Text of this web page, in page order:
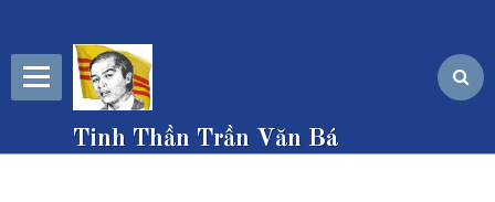
Tinh Thần Trần Văn Bá